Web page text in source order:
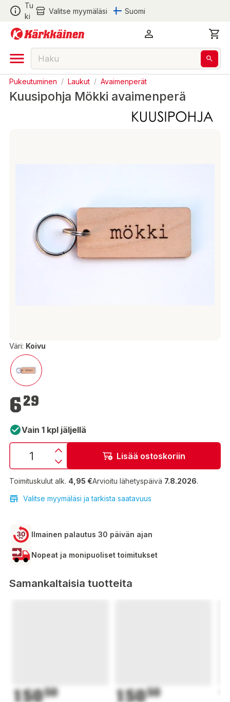
Tu
ki
Valitse myymäläsi Suomi
Pukeutuminen / Laukut / Avaimenperät
Kuusipohja Mökki avaimenperä
Väri: Koivu
6,29 €
629
Vain 1 kpl jäljellä
Lisää ostoskoriin
Toimituskulut alk. 4,95 €Arvioitu lähetyspäivä 7.8.2026.
Valitse myymäläsi ja tarkista saatavuus
Ilmainen palautus 30 päivän ajan
Nopeat ja monipuoliset toimitukset
Samankaltaisia tuotteita
15050 15050